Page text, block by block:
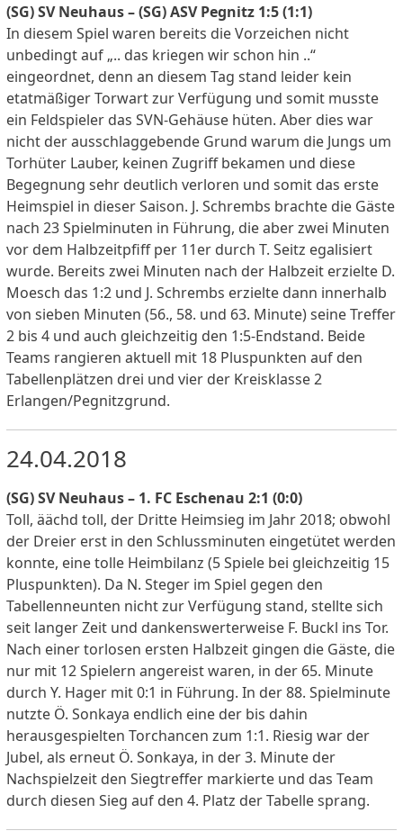
(SG) SV Neuhaus – (SG) ASV Pegnitz 1:5 (1:1)
In diesem Spiel waren bereits die Vorzeichen nicht
unbedingt auf „.. das kriegen wir schon hin ..“
eingeordnet, denn an diesem Tag stand leider kein
etatmäßiger Torwart zur Verfügung und somit musste
ein Feldspieler das SVN-Gehäuse hüten. Aber dies war
nicht der ausschlaggebende Grund warum die Jungs um
Torhüter Lauber, keinen Zugriff bekamen und diese
Begegnung sehr deutlich verloren und somit das erste
Heimspiel in dieser Saison. J. Schrembs brachte die Gäste
nach 23 Spielminuten in Führung, die aber zwei Minuten
vor dem Halbzeitpfiff per 11er durch T. Seitz egalisiert
wurde. Bereits zwei Minuten nach der Halbzeit erzielte D.
Moesch das 1:2 und J. Schrembs erzielte dann innerhalb
von sieben Minuten (56., 58. und 63. Minute) seine Treffer
2 bis 4 und auch gleichzeitig den 1:5-Endstand. Beide
Teams rangieren aktuell mit 18 Pluspunkten auf den
Tabellenplätzen drei und vier der Kreisklasse 2
Erlangen/Pegnitzgrund.
24.04.2018
(SG) SV Neuhaus – 1. FC Eschenau 2:1 (0:0)
Toll, äächd toll, der Dritte Heimsieg im Jahr 2018; obwohl
der Dreier erst in den Schlussminuten eingetütet werden
konnte, eine tolle Heimbilanz (5 Spiele bei gleichzeitig 15
Pluspunkten). Da N. Steger im Spiel gegen den
Tabellenneunten nicht zur Verfügung stand, stellte sich
seit langer Zeit und dankenswerterweise F. Buckl ins Tor.
Nach einer torlosen ersten Halbzeit gingen die Gäste, die
nur mit 12 Spielern angereist waren, in der 65. Minute
durch Y. Hager mit 0:1 in Führung. In der 88. Spielminute
nutzte Ö. Sonkaya endlich eine der bis dahin
herausgespielten Torchancen zum 1:1. Riesig war der
Jubel, als erneut Ö. Sonkaya, in der 3. Minute der
Nachspielzeit den Siegtreffer markierte und das Team
durch diesen Sieg auf den 4. Platz der Tabelle sprang.